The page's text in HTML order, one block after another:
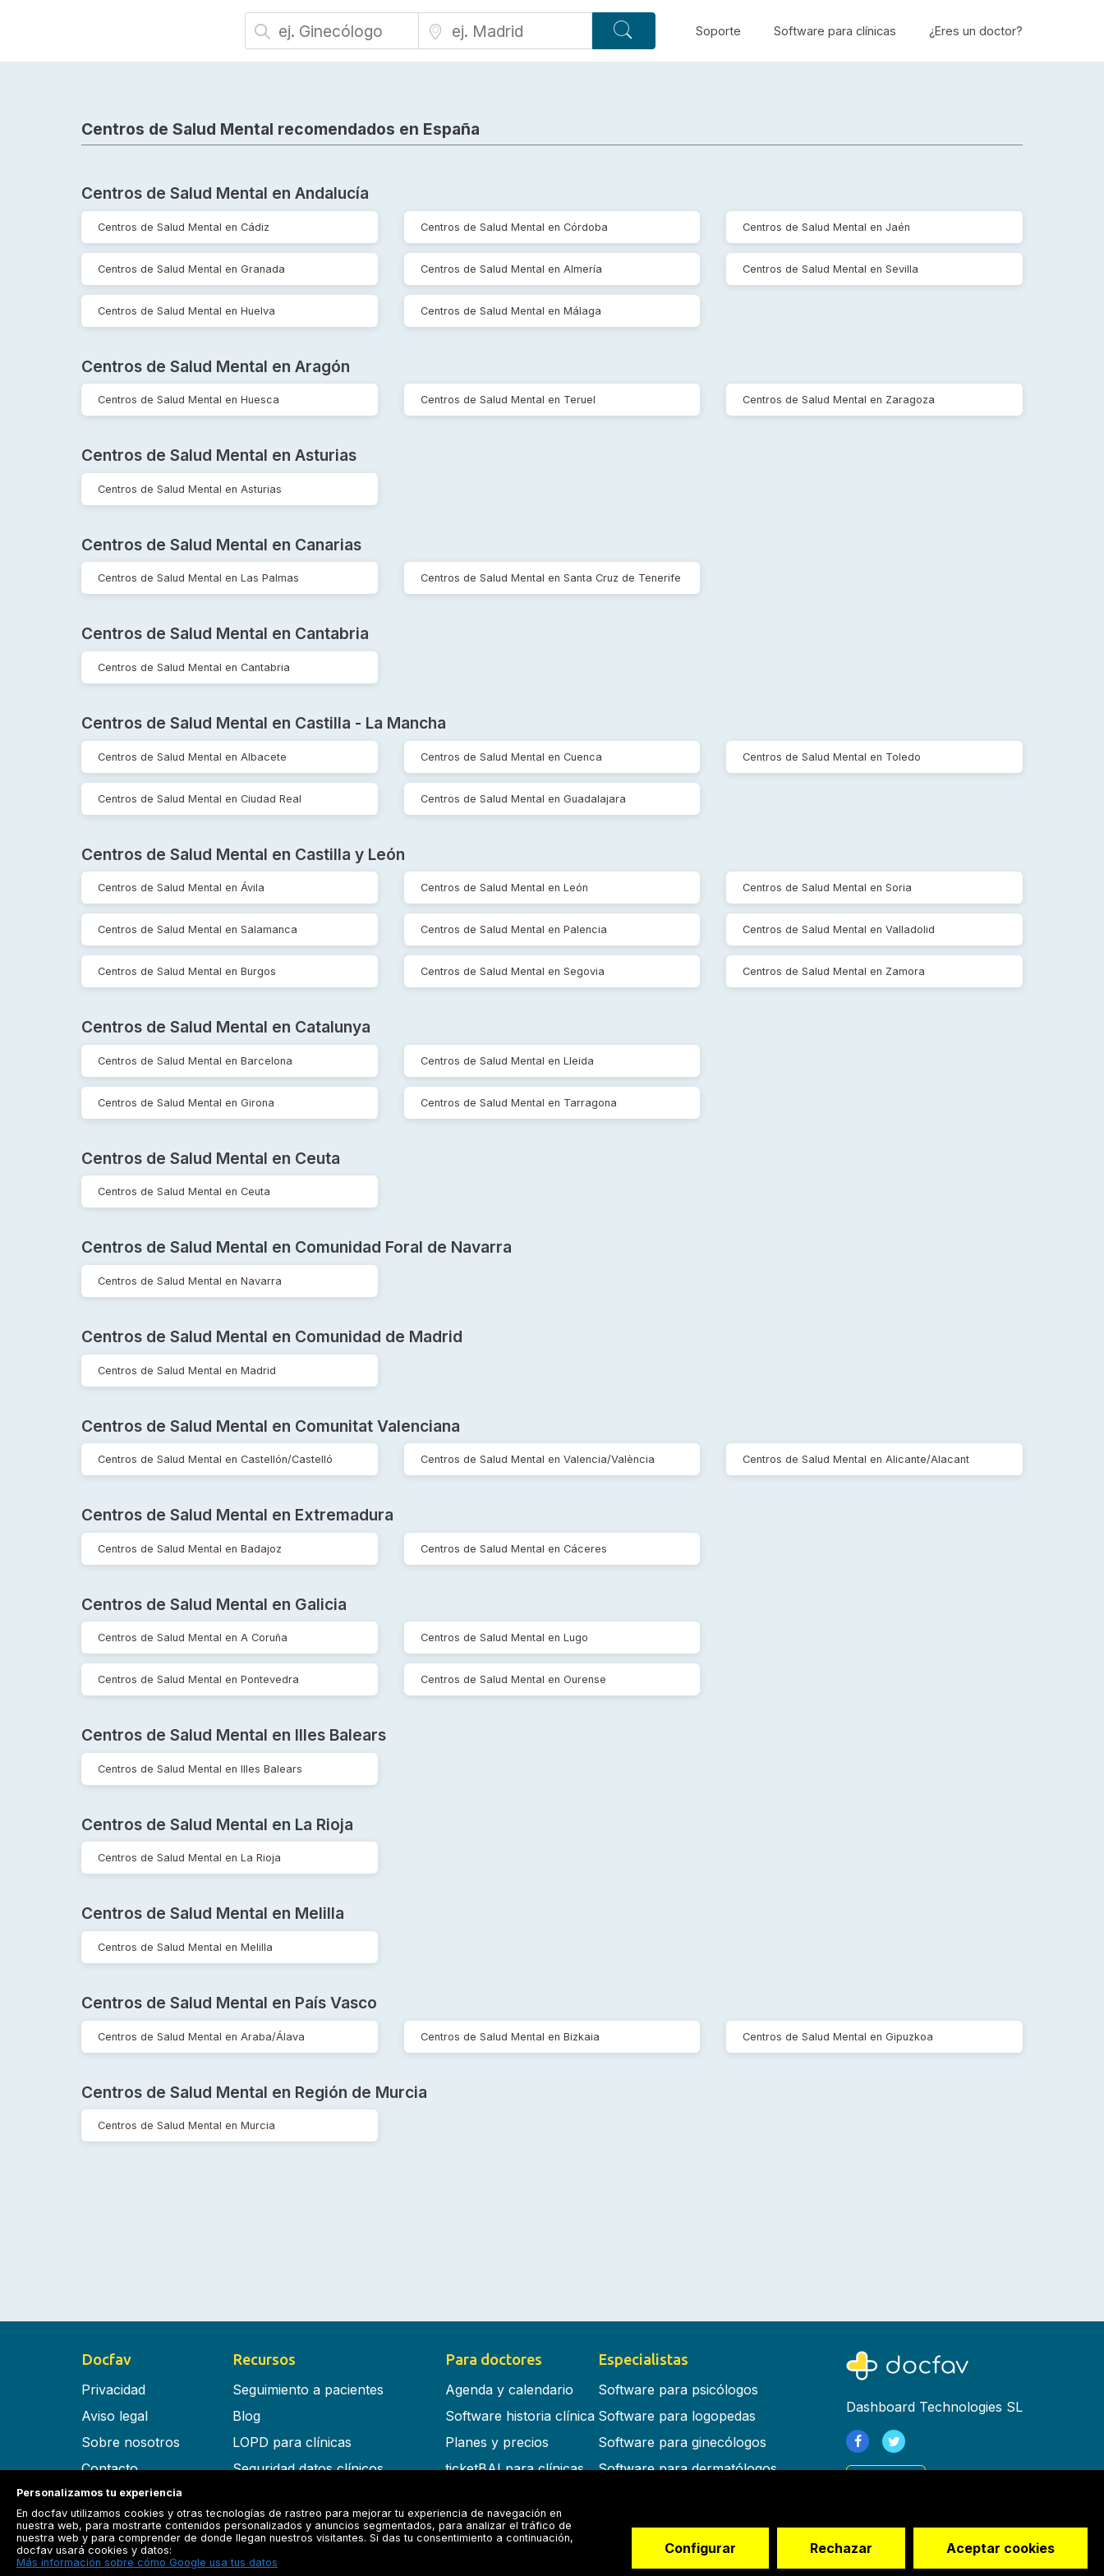
Soporte Software para clínicas ¿Eres un doctor?
Centros de Salud Mental recomendados en España
Centros de Salud Mental en Andalucía
Centros de Salud Mental en Cádiz
Centros de Salud Mental en Granada
Centros de Salud Mental en Huelva
Centros de Salud Mental en Córdoba
Centros de Salud Mental en Almería
Centros de Salud Mental en Málaga
Centros de Salud Mental en Jaén
Centros de Salud Mental en Sevilla
Centros de Salud Mental en Aragón
Centros de Salud Mental en Huesca Centros de Salud Mental en Teruel Centros de Salud Mental en Zaragoza
Centros de Salud Mental en Asturias
Centros de Salud Mental en Asturias
Centros de Salud Mental en Canarias
Centros de Salud Mental en Las Palmas Centros de Salud Mental en Santa Cruz de Tenerife
Centros de Salud Mental en Cantabria
Centros de Salud Mental en Cantabria
Centros de Salud Mental en Castilla - La Mancha
Centros de Salud Mental en Albacete
Centros de Salud Mental en Ciudad Real
Centros de Salud Mental en Cuenca
Centros de Salud Mental en Guadalajara
Centros de Salud Mental en Toledo
Centros de Salud Mental en Castilla y León
Centros de Salud Mental en Ávila
Centros de Salud Mental en Salamanca
Centros de Salud Mental en Burgos
Centros de Salud Mental en León
Centros de Salud Mental en Palencia
Centros de Salud Mental en Segovia
Centros de Salud Mental en Soria
Centros de Salud Mental en Valladolid
Centros de Salud Mental en Zamora
Centros de Salud Mental en Catalunya
Centros de Salud Mental en Barcelona
Centros de Salud Mental en Girona
Centros de Salud Mental en Lleida
Centros de Salud Mental en Tarragona
Centros de Salud Mental en Ceuta
Centros de Salud Mental en Ceuta
Centros de Salud Mental en Comunidad Foral de Navarra
Centros de Salud Mental en Navarra
Centros de Salud Mental en Comunidad de Madrid
Centros de Salud Mental en Madrid
Centros de Salud Mental en Comunitat Valenciana
Centros de Salud Mental en Castellón/Castelló Centros de Salud Mental en Valencia/València Centros de Salud Mental en Alicante/Alacant
Centros de Salud Mental en Extremadura
Centros de Salud Mental en Badajoz Centros de Salud Mental en Cáceres
Centros de Salud Mental en Galicia
Centros de Salud Mental en A Coruña
Centros de Salud Mental en Pontevedra
Centros de Salud Mental en Lugo
Centros de Salud Mental en Ourense
Centros de Salud Mental en Illes Balears
Centros de Salud Mental en Illes Balears
Centros de Salud Mental en La Rioja
Centros de Salud Mental en La Rioja
Centros de Salud Mental en Melilla
Centros de Salud Mental en Melilla
Centros de Salud Mental en País Vasco
Centros de Salud Mental en Araba/Álava Centros de Salud Mental en Bizkaia Centros de Salud Mental en Gipuzkoa
Centros de Salud Mental en Región de Murcia
Centros de Salud Mental en Murcia
Docfav
Privacidad
Aviso legal
Sobre nosotros
Contacto
Términos y condiciones
RGPD
Recursos
Seguimiento a pacientes
Blog
LOPD para clínicas
Seguridad datos clínicos
Para doctores
Agenda y calendario
Software historia clínica
Planes y precios
ticketBAI para clínicas
Especialistas
Software para psicólogos
Software para logopedas
Software para ginecólogos
Software para dermatólogos
Software para otorrinos
Dashboard Technologies SL
Personalizamos tu experiencia
En docfav utilizamos cookies y otras tecnologías de rastreo para mejorar tu experiencia de navegación en
nuestra web, para mostrarte contenidos personalizados y anuncios segmentados, para analizar el tráfico de
nuestra web y para comprender de donde llegan nuestros visitantes. Si das tu consentimiento a continuación,
docfav usará cookies y datos:
Más información sobre cómo Google usa tus datos
Configurar Rechazar Aceptar cookies